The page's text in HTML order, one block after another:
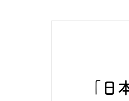
「日